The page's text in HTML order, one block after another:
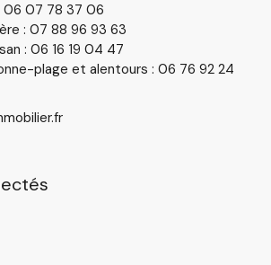
06 07 78 37 06
: 07 88 96 93 63
: 06 16 19 04 47
plage et alentours : 06 76 92 24